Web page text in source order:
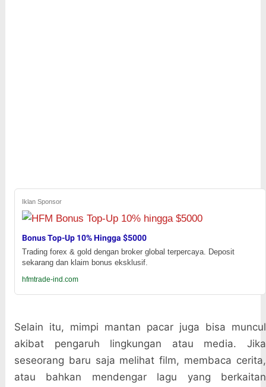
Iklan Sponsor
Bonus Top-Up 10% Hingga $5000
Trading forex & gold dengan broker global terpercaya. Deposit
sekarang dan klaim bonus eksklusif.
hfmtrade-ind.com
Selain itu, mimpi mantan pacar juga bisa muncul
akibat pengaruh lingkungan atau media. Jika
seseorang baru saja melihat film, membaca cerita,
atau bahkan mendengar lagu yang berkaitan